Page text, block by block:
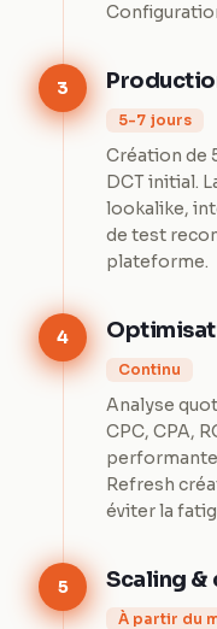
3
5-7 jours
Création de
DCT initial.
lookalike,
de test
plateforme.
4
Continu
Analyse
CPC, CPA,
Refresh
éviter la
5 Scaling
À partir du